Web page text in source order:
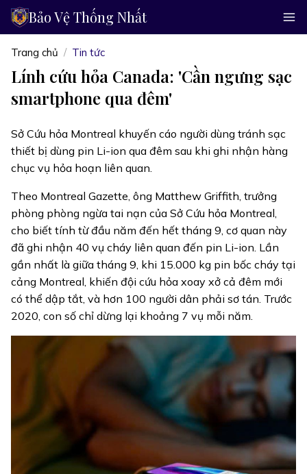
Bảo Vệ Thống Nhất
Trang chủ Tin tức
Lính cứu hỏa Canada: 'Cần ngưng sạc
smartphone qua đêm'
Sở Cứu hỏa Montreal khuyến cáo người dùng tránh sạc
thiết bị dùng pin Li-ion qua đêm sau khi ghi nhận hàng
chục vụ hỏa hoạn liên quan.
Theo Montreal Gazette, ông Matthew Griffith, trưởng
phòng phòng ngừa tai nạn của Sở Cứu hỏa Montreal,
cho biết tính từ đầu năm đến hết tháng 9, cơ quan này
đã ghi nhận 40 vụ cháy liên quan đến pin Li-ion. Lần
gần nhất là giữa tháng 9, khi 15.000 kg pin bốc cháy tại
cảng Montreal, khiến đội cứu hỏa xoay xở cả đêm mới
có thể dập tắt, và hơn 100 người dân phải sơ tán. Trước
2020, con số chỉ dừng lại khoảng 7 vụ mỗi năm.